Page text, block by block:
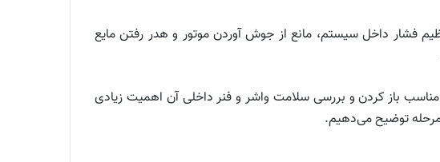
فشار داخل سیستم، مانع از جوش آوردن موتور و هدر رفتن مایع
باز کردن و بررسی سلامت واشر و فنر داخلی آن اهمیت زیادی
توضیح می‌دهیم.